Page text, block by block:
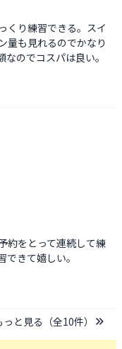
くり練習できる。スイ
量も見れるのでかなり
のでコスパは良い。
約をとって連続して練
きて嬉しい。
っと見る（全10件）